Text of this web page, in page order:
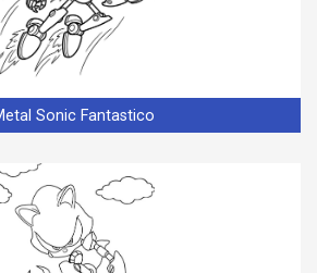
Sonic Fantastico